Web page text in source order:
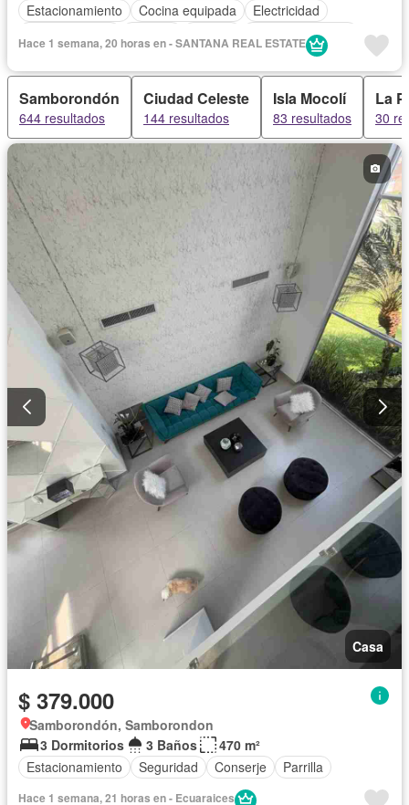
Estacionamiento
Cocina equipada
Electricidad
Vista panorámica
Acceso para personas con discapacidad
Jardín
Garita de guardianía
Piscina Wifi
Solo familias
Sin amoblar
Hace 1 semana, 20 horas en - SANTANA REAL ESTATE
Samborondón
644 resultados
Ciudad Celeste
144 resultados
Isla Mocolí
83 resultados
La
30
Casa
$ 379.000
Samborondón, Samborondon
3 Dormitorios
3 Baños
470 m²
Estacionamiento
Seguridad Conserje Parrilla
Hace 1 semana, 21 horas en - Ecuaraices